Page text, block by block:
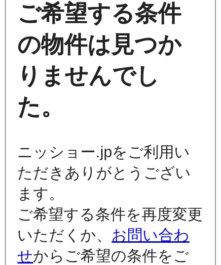
ご希望する条件
の物件は見つか
りませんでし
た。
ニッショー.jpをご利用い
ただきありがとうござい
ます。
ご希望する条件を再度変更
いただくか、 お問い合わ
せからご希望の条件をご